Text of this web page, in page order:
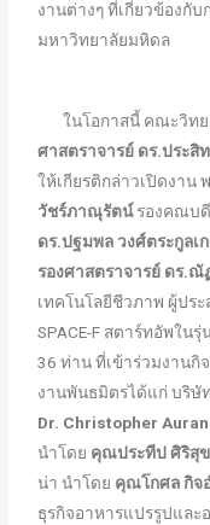
งานต่างๆ ที่เกี่ยวข้องกั
มหาวิทยาลัยมหิดล
ในโอกาสนี้ คณะวิทย
ศาสตราจารย์ ดร.ประสิ
ให้เกียรติกล่าวเปิดงาน
วัชร์ภาณุรัตน์รองคณบดี
ดร.ปฐมพล วงศ์ตระกูลเ
รองศาสตราจารย์ ดร.ณั
เทคโนโลยีชีวภาพ ผู้ประ
SPACE-F สตาร์ทอัพใ
36 ท่าน ที่เข้าร่วมงานกิ
งานพันธมิตรได้แก่ บริษั
Dr. Christopher
นำโดย คุณประทีป ศิริสุ
น่า นำโดย คุณโกศล กิจ
ธุรกิจอาหารแปรรูปแล